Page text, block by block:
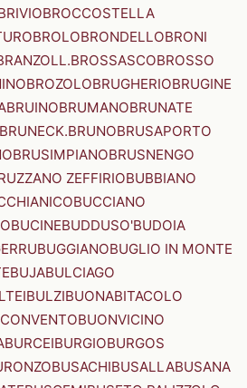
BROCCOSTELLA
BROLOBRONDELLOBRONI
BROSSASCOBROSSO
BROZOLOBRUGHERIOBRUGINE
BRUINOBRUMANOBRUNATE
BRUNOBRUSAPORTO
BRUSIMPIANOBRUSNENGO
ZEFFIRIOBUBBIANO
BUCCIANO
BUCINEBUDDUSO'BUDOIA
BUGGIANOBUGLIO IN MONTE
BUJABULCIAGO
BULZIBUONABITACOLO
BUONVICINO
BURCEIBURGIOBURGOS
BUSACHIBUSALLABUSANA